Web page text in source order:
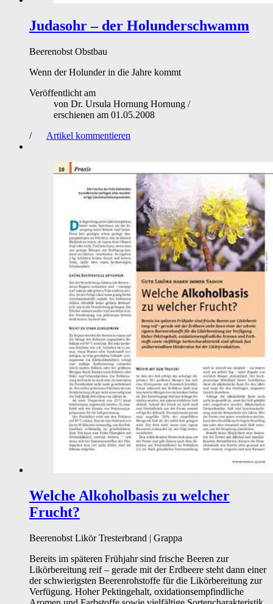
Judasohr – der Holunderschwamm
Beerenobst Obstbau
Wenn der Holunder in die Jahre kommt
Veröffentlicht am
von Dr. Ursula Hornung Hornung /
erschienen am 01.05.2008
/
Artikel kommentieren
Welche Alkoholbasis zu welcher
Frucht?
Beerenobst Likör Tresterbrand | Grappa
Bereits im späteren Frühjahr sind frische Beeren zur
Likörbereitung reif – gerade mit der Erdbeere steht dann einer
der schwierigsten Beerenrohstoffe für die Likörbereitung zur
Verfügung. Hoher Pektingehalt, oxidationsempfindliche